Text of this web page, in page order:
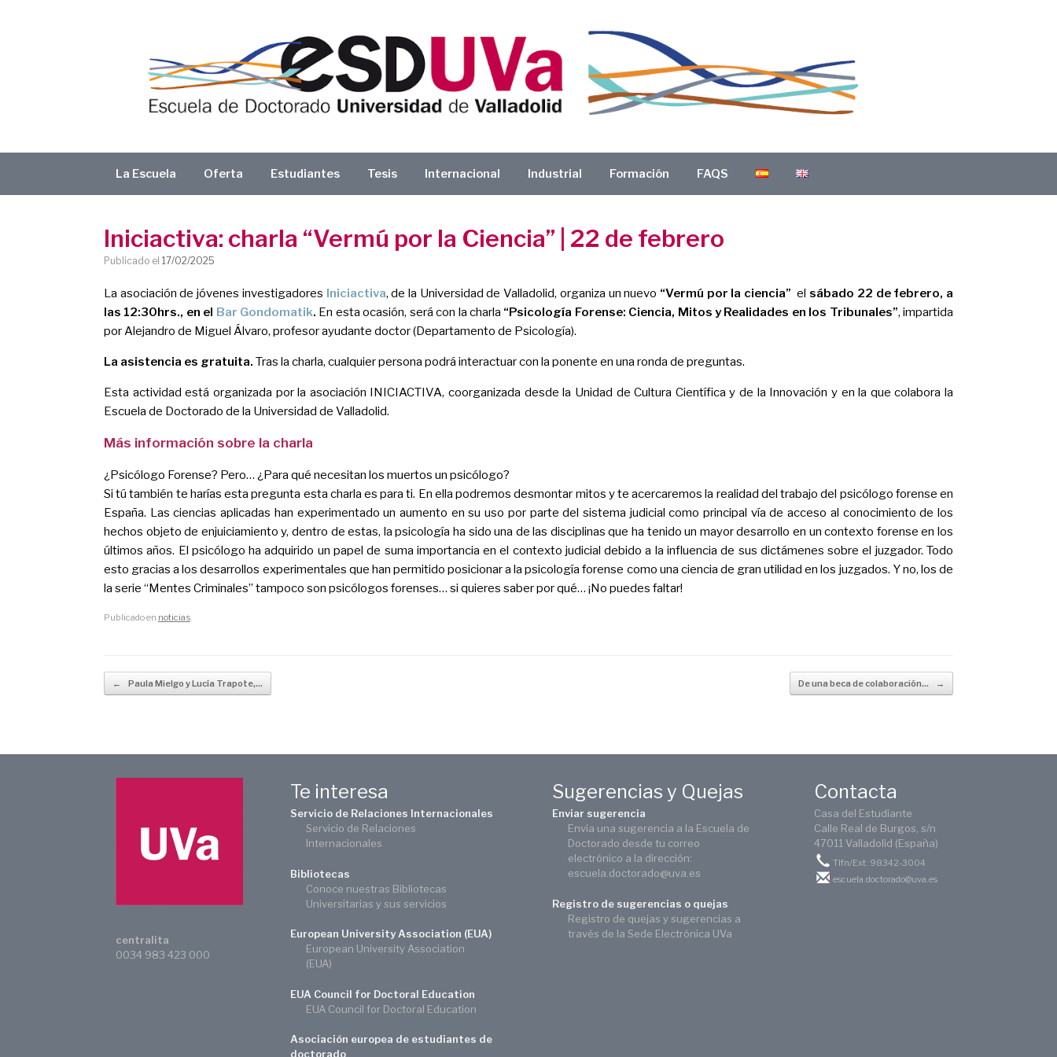
La Escuela Oferta Estudiantes Tesis Internacional Industrial Formación FAQS
Iniciactiva: charla “Vermú por la Ciencia” | 22 de febrero
Publicado el 17/02/2025
La asociación de jóvenes investigadores Iniciactiva, de la Universidad de Valladolid, organiza un nuevo “Vermú por la ciencia” el sábado 22 de febrero, a
las 12:30hrs., en el
Bar Gondomatik. En esta ocasión, será con la charla “ Psicología Forense: Ciencia, Mitos y Realidades en los Tribunales”, impartida
porAlejandro de Miguel Álvaro, profesor ayudante doctor (Departamento de Psicología).
La asistencia es gratuita. Tras la charla, cualquier persona podrá interactuar con la ponente en una ronda de preguntas.
Esta actividad está organizada por la asociación INICIACTIVA, coorganizada desde la Unidad de Cultura Científica y de la Innovación y en la que colabora la
Escuela de Doctorado de la Universidad de Valladolid.
Más información sobre la charla
¿Psicólogo Forense? Pero… ¿Para qué necesitan los muertos un psicólogo?
Si tú también te harías esta pregunta esta charla es para ti. En ella podremos desmontar mitos y te acercaremos la realidad del trabajo del psicólogo forense en
España. Las ciencias aplicadas han experimentado un aumento en su uso por parte del sistema judicial como principal vía de acceso al conocimiento de los
hechos objeto de enjuiciamiento y, dentro de estas, la psicología ha sido una de las disciplinas que ha tenido un mayor desarrollo en un contexto forense en los
últimos años. El psicólogo ha adquirido un papel de suma importancia en el contexto judicial debido a la influencia de sus dictámenes sobre el juzgador. Todo
esto gracias a los desarrollos experimentales que han permitido posicionar a la psicología forense como una ciencia de gran utilidad en los juzgados. Y no, los de
la serie “Mentes Criminales” tampoco son psicólogos forenses… si quieres saber por qué… ¡No puedes faltar!
Publicado en noticias.
Navegador de artículos
← Paula Mielgo y Lucía Trapote,… De una beca de colaboración… →
centralita
0034 983 423 000
Te interesa
Servicio de Relaciones Internacionales
Servicio de Relaciones
Internacionales
Bibliotecas
Conoce nuestras Bibliotecas
Universitarias y sus servicios
European University Association (EUA)
European University Association
(EUA)
EUA Council for Doctoral Education
EUA Council for Doctoral Education
Asociación europea de estudiantes de
doctorado
Sugerencias y Quejas
Enviar sugerencia
Envía una sugerencia a la Escuela de
Doctorado desde tu correo
electrónico a la dirección:
escuela.doctorado@uva.es
Registro de sugerencias o quejas
Registro de quejas y sugerencias a
través de la Sede Electrónica UVa
Contacta
Casa del Estudiante
Calle Real de Burgos, s/n
47011 Valladolid (España)
Tlfn/Ext: 98342-3004
escuela.doctorado@uva.es